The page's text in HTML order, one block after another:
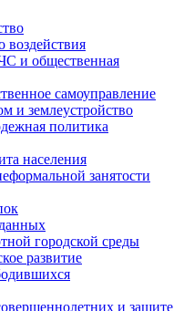
и общественная
самоуправление
и землеустройство
политика
населения
занятости
городской среды
развитие
и защите